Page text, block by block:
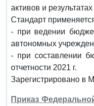
активов и
Стандарт
- при ведении
автономных
- при составлении
отчетности 2021 г.
Зарегистрировано в
Приказ